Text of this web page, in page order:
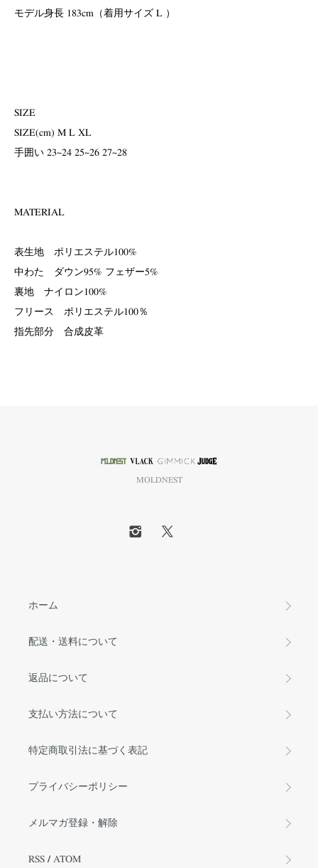
モデル身長 183cm（着用サイズ L ）
SIZE
SIZE(cm) M L XL
手囲い 23~24 25~26 27~28
MATERIAL
表生地 ポリエステル100%
中わた ダウン95% フェザー5%
裏地 ナイロン100%
フリース ポリエステル100％
指先部分 合成皮革
MOLDNEST
ホーム
配送・送料について
返品について
支払い方法について
特定商取引法に基づく表記
プライバシーポリシー
メルマガ登録・解除
RSS / ATOM